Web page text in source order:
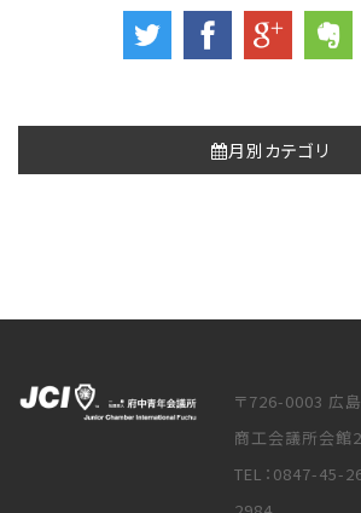
月別カテゴリ
〒726-0003 広
商工会議所会館
TEL：0847-45-